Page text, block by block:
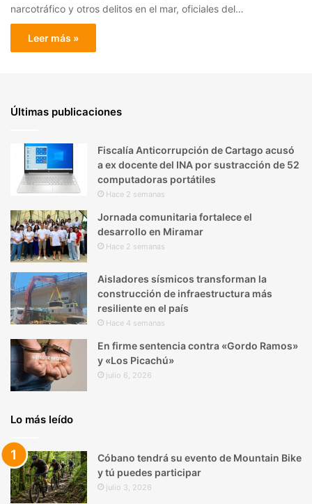
narcotráfico y otros delitos en el mar, oficiales del…
Leer más »
Últimas publicaciones
Fiscalía Anticorrupción de Cartago acusó
a ex docente del INA por sustracción de 52
computadoras portátiles
Hace 2 semanas
Jornada comunitaria fortalece el
desarrollo en Miramar
Hace 2 semanas
Aisladores sísmicos transforman la
construcción de infraestructura más
resiliente en el país
Hace 4 semanas
En firme sentencia contra «Gordo Ramos»
y «Los Picachú»
julio 6, 2026
Lo más leído
Cóbano tendrá su evento de Mountain Bike
y tú puedes participar
julio 3, 2026